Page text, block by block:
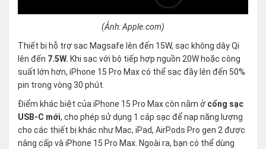
(Ảnh: Apple.com)
Thiết bị hỗ trợ sạc Magsafe lên đến 15W, sạc không dây Qi
lên đến 7.5W. Khi sạc với bộ tiếp hợp nguồn 20W hoặc công
suất lớn hơn, iPhone 15 Pro Max có thể sạc đầy lên đến 50%
pin trong vòng 30 phút.
Điểm khác biệt của iPhone 15 Pro Max còn nằm ở cổng sạc
USB-C mới, cho phép sử dụng 1 cáp sạc để nạp năng lượng
cho các thiết bị khác như Mac, iPad, AirPods Pro gen 2 được
nâng cấp và iPhone 15 Pro Max. Ngoài ra, bạn có thể dùng